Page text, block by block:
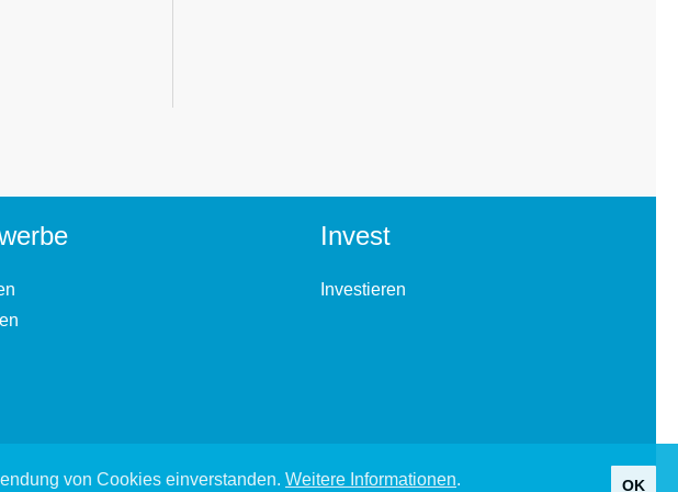
Invest
Investieren
von Cookies einverstanden. Weitere Informationen. OK